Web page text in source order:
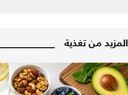
المزيد من تغذية